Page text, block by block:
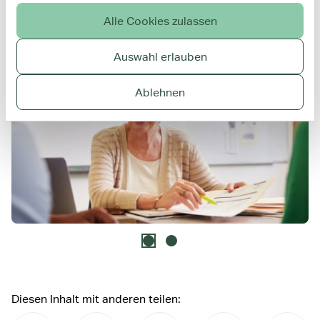
Alle Cookies zulassen
Auswahl erlauben
Ablehnen
Seite 1 von 2, aktiv
Seite 2 von 2
Diesen Inhalt mit anderen teilen: